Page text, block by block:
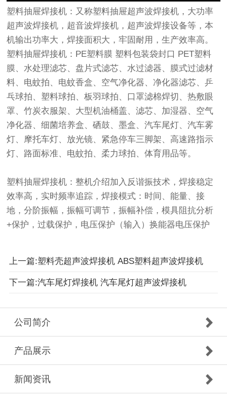
塑料抽屉焊接机：又称塑料抽屉超声波焊接机，大功率
超声波焊接机，超音波焊接机，超声波焊接设备等，本
机输出功率大，焊接面积大，牢固耐用，生产效率高。
塑料抽屉焊接机： PE塑料膜 塑料包装袋封口 PET塑料
膜、水处理滤芯、盘片式滤芯、水过滤器、膜式过滤材
料、电蚊拍、电蚊香盒、空气净化器、净化器滤芯、乒
乓球拍、塑料球拍、板羽球拍、口罩滤棉焊切、热敷眼
罩、竹炭衣服架、大型机油桶盖、滤芯、加湿器、空气
净化器、细菌培养盒、硒鼓、墨盒、汽车尾灯、汽车雾
灯、摩托车灯、放光镜、紧急停车三脚架、高速路指示
灯、路面标准、电蚊拍、柔力球拍、体育用品等。
塑料抽屉焊接机：整机介绍加入反谐振技术，焊接稳定
效率高，实时频率追踪，焊接模式：时间、能量、接
地，分阶振幅，振幅可调节，振幅补偿，模具阻抗分析
+保护，过载保护，电压保护（输入）换能器电压保护
上一篇:塑料壳超声波焊接机 ABS塑料超声波焊接机
下一篇:汽车尾灯焊接机 汽车尾灯超声波焊接机
公司简介
产品展示
新闻资讯